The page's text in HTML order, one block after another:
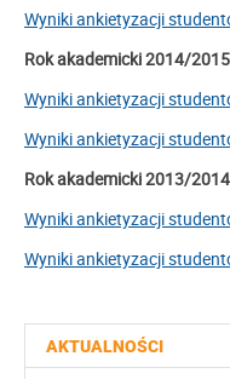
AKTUALNOŚCI
Wyniki ankietyzacji
Rok akademicki 2014/2015
Wyniki ankietyzacji
Wyniki ankietyzacji
Rok akademicki 2013/2014
Wyniki ankietyzacji
Wyniki ankietyzacji